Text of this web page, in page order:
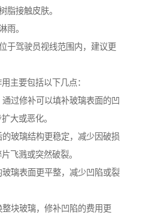
脂接触皮肤。
雨。
于驾驶员视线范围内，建议更
主要包括以下几点：
过修补可以填补玻璃表面的凹
大或恶化。
玻璃结构更稳定，减少因破损
飞溅或突然破裂。
璃表面更平整，减少凹陷或裂
块玻璃，修补凹陷的费用更